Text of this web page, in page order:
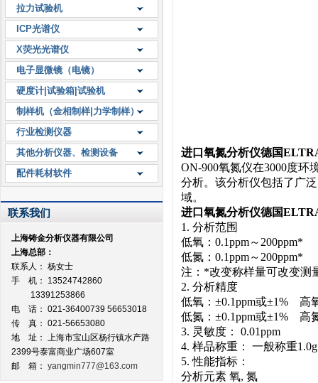
拉力试验机
ICP光谱仪
X荧光光谱仪
电子显微镜（电镜）
硬度计|试验箱|试验机
制样机（金相制样|力学制样）
行业检测仪器
其他分析仪器、检测设备
配件耗材软件
联系我们
上海铸金分析仪器有限公司
上海总部：
联系人： 杨女士
手 机： 13524742860
13391253866
电 话： 021-36400739 56653018
传 真： 021-56653080
地 址： 上海市宝山区杨行镇水产路
2399号泰富商业广场607室
邮 箱： yangmin777@163.com
进口氧氮分析仪德国
ON-900氧氮仪在3000度环
分析。该分析仪包括了广
域。
进口氧氮分析仪德国
1. 分析范围
低氧：0.1ppm～
低氮：0.1ppm～
注：*改变称样量可改变测
2. 分析精度
低氧：±0.1ppm或±1% 高
低氮：±0.1ppm或±1% 高
3. 灵敏度： 0.01ppm
4. 样品称重： 一般称重1.0g
5. 性能指标：
分析元素 氧, 氮